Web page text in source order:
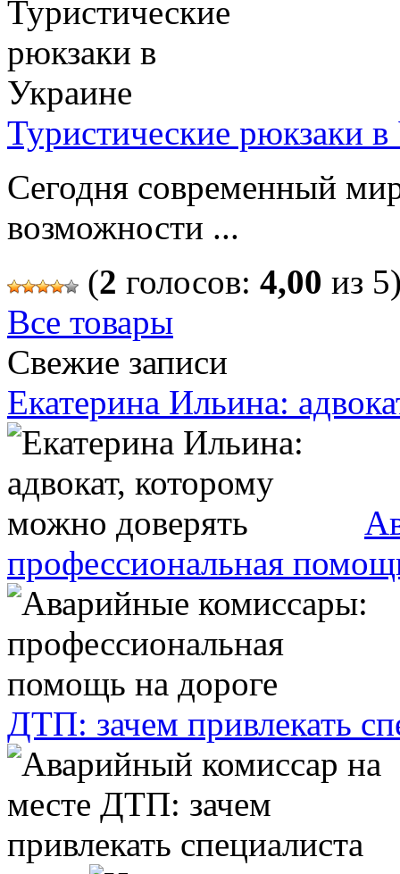
Туристические рюкзаки
Сегодня современный
возможности ...
(2 голосов: 4,00 из
Все товары
Свежие записи
Екатерина Ильина:
профессиональная
ДТП: зачем привлекать